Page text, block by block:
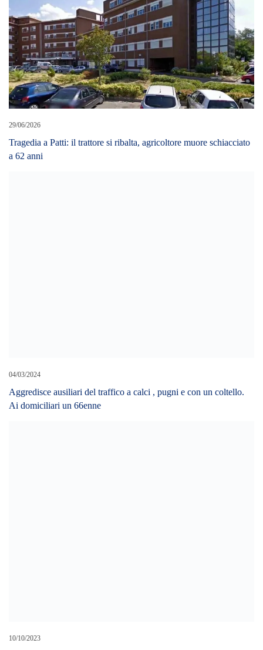
04/03/2024
Aggredisce ausiliari del traffico a calci , pugni e con un coltello.
Ai domiciliari un 66enne
LEAVE A REPLY
Cerca L’articolo